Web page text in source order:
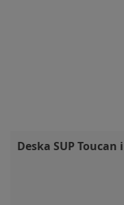
Deska SUP Toucan